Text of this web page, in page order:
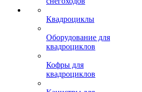
Квадроциклы
Оборудование для
квадроциклов
Кофры для
квадроциклов